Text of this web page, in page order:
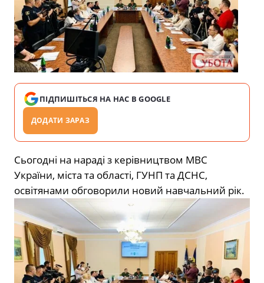
ПІДПИШІТЬСЯ НА НАС В GOOGLE
ДОДАТИ ЗАРАЗ
Сьогодні на нараді з керівництвом МВС
України, міста та області, ГУНП та ДСНС,
освітянами обговорили новий навчальний рік.